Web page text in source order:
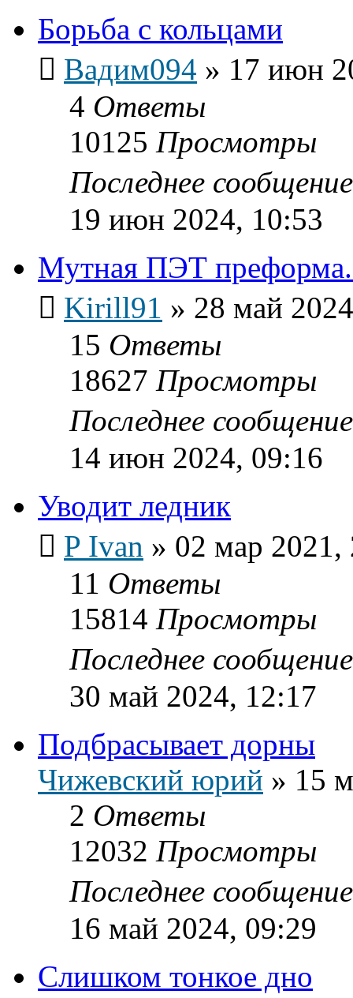
Борьба с кольцами
Вадим094 » 17 июн
4 Ответы
10125 Просмотры
Последнее
19 июн 2024, 10:53
Мутная ПЭТ
Kirill91 » 28 май
15 Ответы
18627 Просмотры
Последнее
14 июн 2024, 09:16
Уводит ледник
P Ivan » 02 мар 2021,
11 Ответы
15814 Просмотры
Последнее
30 май 2024, 12:17
Подбрасывает дорны
Чижевский юрий » 15
2 Ответы
12032 Просмотры
Последнее
16 май 2024, 09:29
Слишком тонкое дно